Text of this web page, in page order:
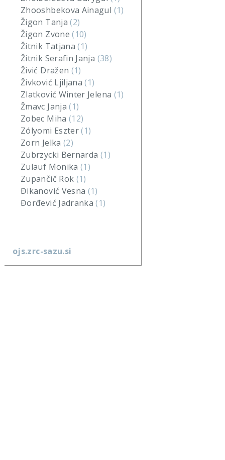
Zhooshbekova Ainagul (1)
Žigon Tanja(2)
Žigon Zvone(10)
Žitnik Tatjana(1)
Žitnik Serafin Janja (38)
Živić Dražen (1)
Živković Ljiljana(1)
Zlatković Winter Jelena (1)
Žmavc Janja(1)
Zobec Miha (12)
Zólyomi Eszter(1)
Zorn Jelka (2)
Zubrzycki Bernarda (1)
Zulauf Monika(1)
Zupančič Rok (1)
Đikanović Vesna (1)
Đorđević Jadranka(1)
ojs.zrc-sazu.si